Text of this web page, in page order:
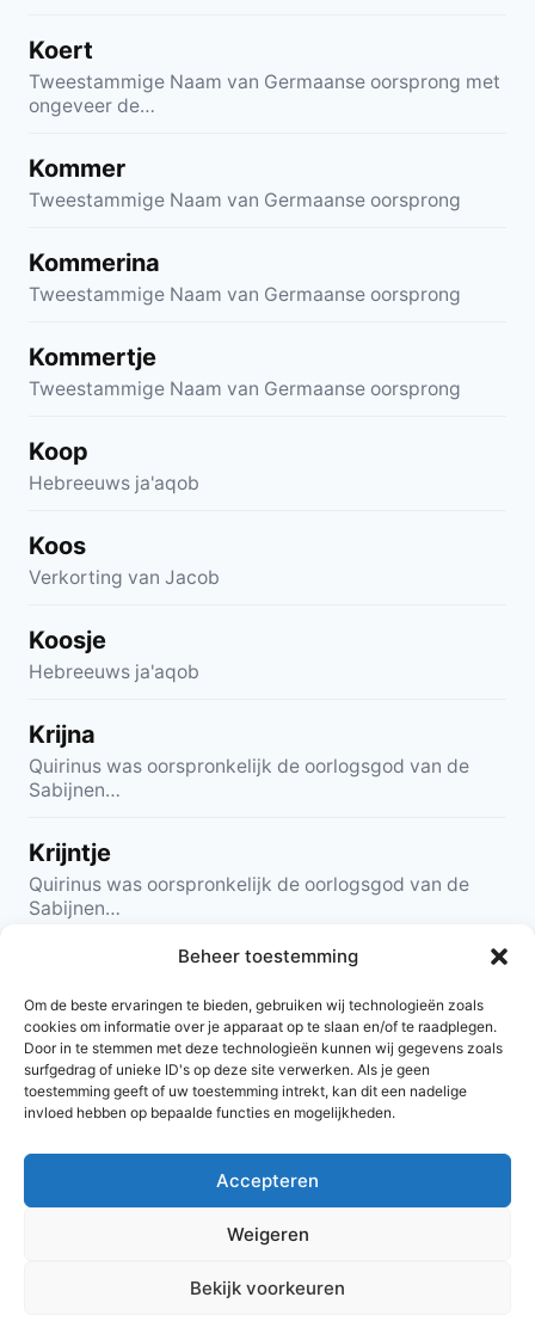
Beheer toestemming
Om de beste ervaringen te bieden, gebruiken wij technologieën zoals
cookies om informatie over je apparaat op te slaan en/of te raadplegen.
Door in te stemmen met deze technologieën kunnen wij gegevens zoals
surfgedrag of unieke ID's op deze site verwerken. Als je geen
toestemming geeft of uw toestemming intrekt, kan dit een nadelige
invloed hebben op bepaalde functies en mogelijkheden.
Accepteren
Weigeren
Bekijk voorkeuren
Koert
Tweestammige Naam van Germaanse oorsprong met
ongeveer de…
Kommer
Tweestammige Naam van Germaanse oorsprong
Kommerina
Tweestammige Naam van Germaanse oorsprong
Kommertje
Tweestammige Naam van Germaanse oorsprong
Koop
Hebreeuws ja'aqob
Koos
Verkorting van Jacob
Koosje
Hebreeuws ja'aqob
Krijna
Quirinus was oorspronkelijk de oorlogsgod van de
Sabijnen…
Krijntje
Quirinus was oorspronkelijk de oorlogsgod van de
Sabijnen…
Quirinus was oorspronkelijk de oorlogsgod van de
Sabijnen…
1 2 Volgende
© 2026 AlleNamen.nl